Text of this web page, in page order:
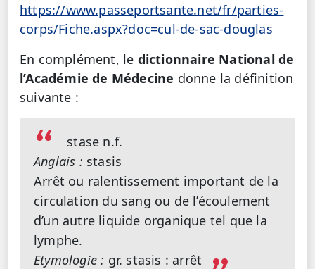
https://www.passeportsante.net/fr/parties-
corps/Fiche.aspx?doc=cul-de-sac-douglas
En complément, le dictionnaire National de
l’Académie de Médecine donne la définition
suivante :
stase n.f.
Anglais : stasis
Arrêt ou ralentissement important de la
circulation du sang ou de l’écoulement
d’un autre liquide organique tel que la
lymphe.
Etymologie : gr. stasis : arrêt